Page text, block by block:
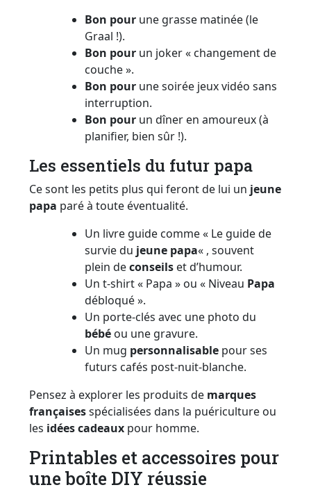
Bon pour une grasse matinée (le
Graal !).
Bon pour un joker « changement de
couche ».
Bon pour une soirée jeux vidéo sans
interruption.
Bon pour un dîner en amoureux (à
planifier, bien sûr !).
Les essentiels du futur papa
Ce sont les petits plus qui feront de lui un jeune
papa paré à toute éventualité.
Un livre guide comme « Le guide de
survie du jeune papa« , souvent
plein deconseils et d’humour.
Un t-shirt « Papa » ou « Niveau Papa
débloqué ».
Un porte-clés avec une photo du
bébé ou une gravure.
Un mug personnalisable pour ses
futurs cafés post-nuit-blanche.
Pensez à explorer les produits de marques
françaisesspécialisées dans la puériculture ou
les idées cadeaux pour homme.
Printables et accessoires pour
une boîte DIY réussie